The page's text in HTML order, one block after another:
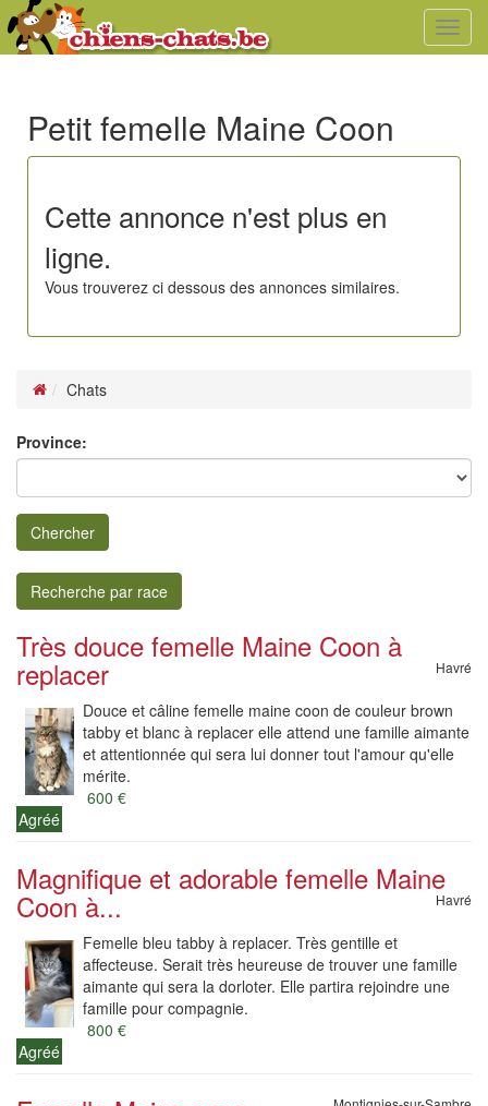
Petit femelle Maine Coon
Cette annonce n'est plus en
ligne.
Vous trouverez ci dessous des annonces similaires.
Chats
Province:
Chercher
Recherche par race
Très douce femelle Maine Coon à
replacer Havré
Douce et câline femelle maine coon de couleur brown
tabby et blanc à replacer elle attend une famille aimante
et attentionnée qui sera lui donner tout l'amour qu'elle
mérite.
600 €
Agréé
Magnifique et adorable femelle Maine
Coon à... Havré
Femelle bleu tabby à replacer. Très gentille et
affecteuse. Serait très heureuse de trouver une famille
aimante qui sera la dorloter. Elle partira rejoindre une
famille pour compagnie.
800 €
Agréé